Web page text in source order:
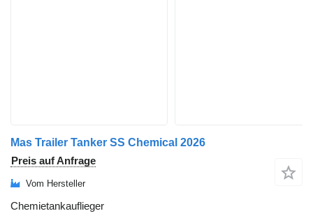
Mas Trailer Tanker SS Chemical 2026
Preis auf Anfrage
Vom Hersteller
Chemietankauflieger